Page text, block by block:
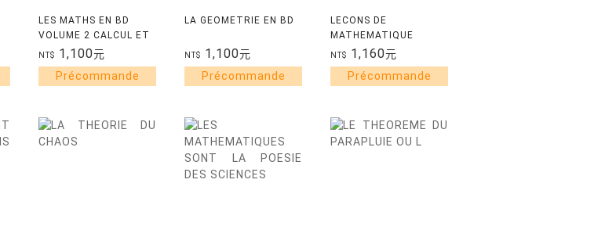
LES MATHS EN BD
VOLUME 2 CALCUL ET
ANALYSE
NT$ 1,100元
LA GEOMETRIE EN BD
NT$ 1,100元
LECONS DE
MATHEMATIQUE
JOYEUSE
NT$ 1,160元